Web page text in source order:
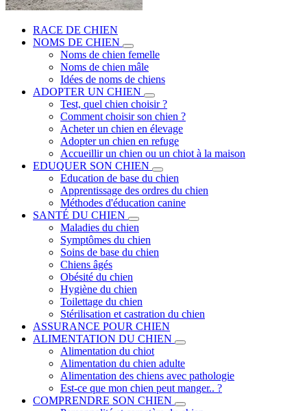
RACE DE CHIEN
NOMS DE CHIEN
Noms de chien femelle
Noms de chien mâle
Idées de noms de chiens
ADOPTER UN CHIEN
Test, quel chien choisir ?
Comment choisir son chien ?
Acheter un chien en élevage
Adopter un chien en refuge
Accueillir un chien ou un chiot à la maison
EDUQUER SON CHIEN
Education de base du chien
Apprentissage des ordres du chien
Méthodes d'éducation canine
SANTÉ DU CHIEN
Maladies du chien
Symptômes du chien
Soins de base du chien
Chiens âgés
Obésité du chien
Hygiène du chien
Toilettage du chien
Stérilisation et castration du chien
ASSURANCE POUR CHIEN
ALIMENTATION DU CHIEN
Alimentation du chiot
Alimentation du chien adulte
Alimentation des chiens avec pathologie
Est-ce que mon chien peut manger.. ?
COMPRENDRE SON CHIEN